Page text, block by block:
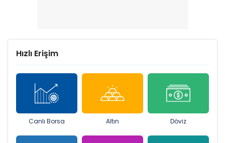
Hızlı Erişim
Canlı Borsa Altın Döviz